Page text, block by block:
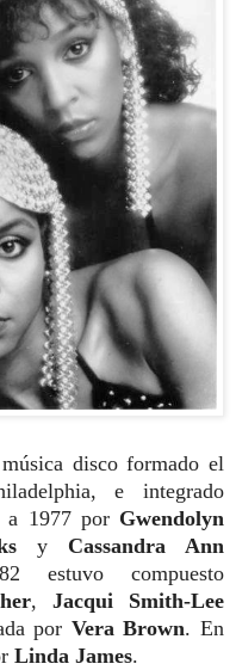
disco formado el
e integrado
a 1977 por Gwendolyn
y Cassandra Ann
compuesto
,Jacqui Smith-Lee
por Vera Brown. En
Linda James.